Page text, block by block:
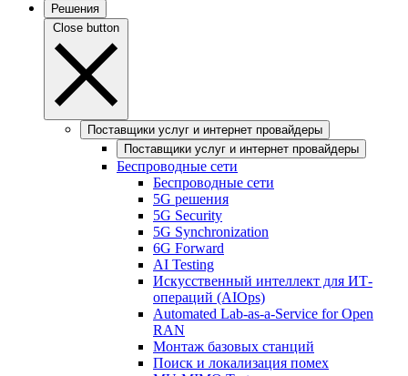
Решения
Close button
Поставщики услуг и интернет провайдеры
Поставщики услуг и интернет провайдеры
Беспроводные сети
Беспроводные сети
5G решения
5G Security
5G Synchronization
6G Forward
AI Testing
Искусственный интеллект для ИТ-
операций (AIOps)
Automated Lab-as-a-Service for Open
RAN
Монтаж базовых станций
Поиск и локализация помех